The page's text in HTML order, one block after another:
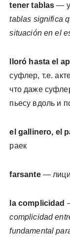
tener tablas —
tablas significa
situación en el
lloró hasta el
суфлер, т.е.
что даже
пьесу вдоль и
el gallinero, el
раек
farsante—
la complicidad
complicidad
fundamental